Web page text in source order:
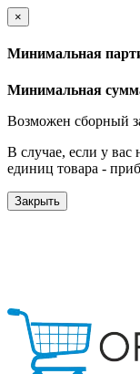
×
Минимальная
Минимальная
Возможен сборный
В случае, если у вас
единиц товара -
Закрыть